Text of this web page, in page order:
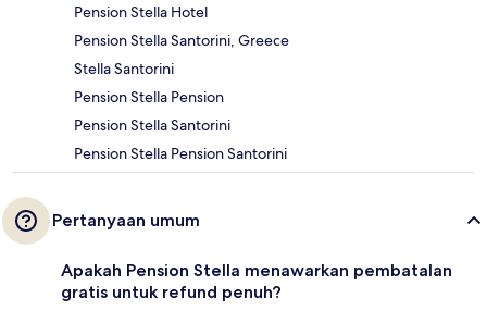
Pension Stella Hotel
Pension Stella Santorini, Greece
Stella Santorini
Pension Stella Pension
Pension Stella Santorini
Pension Stella Pension Santorini
Pertanyaan umum
Apakah Pension Stella menawarkan pembatalan
gratis untuk refund penuh?